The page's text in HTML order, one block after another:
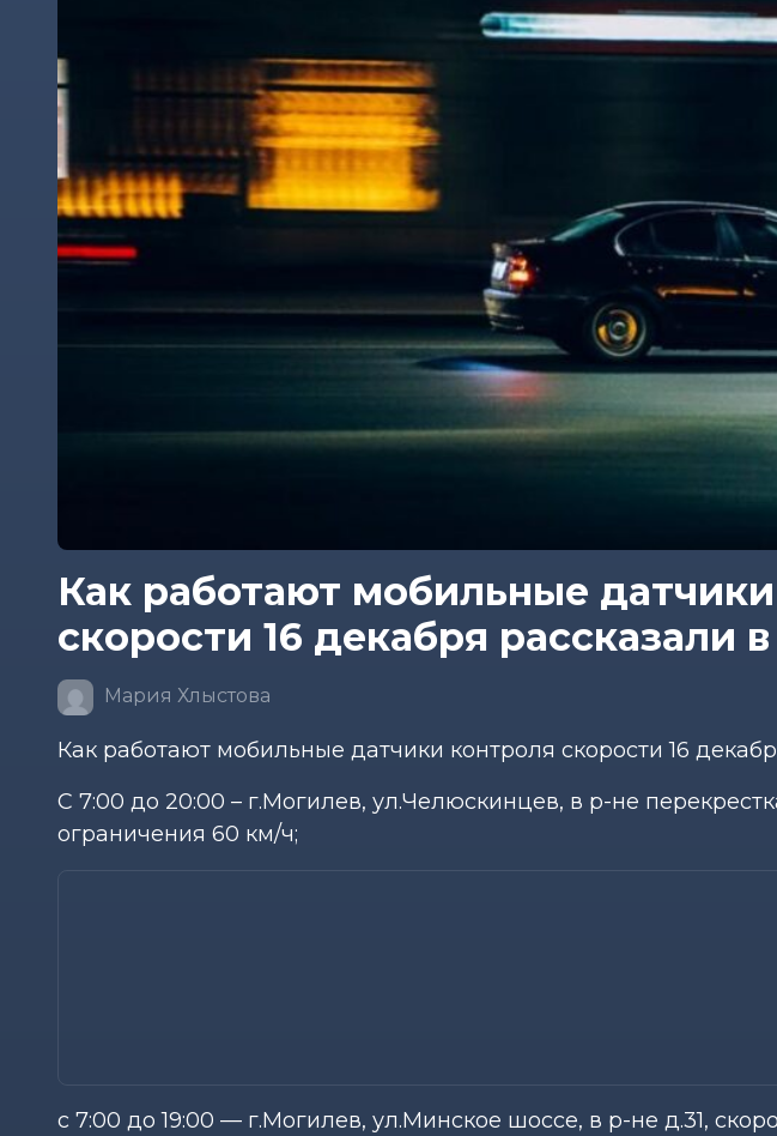
Как работают мобильные
скорости 16 декабря рассказали
Мария Хлыстова
Как работают мобильные датчики контроля скорости 16
С 7:00 до 20:00 – г.Могилев, ул.Челюскинцев, в р-не
ограничения 60 км/ч;
с 7:00 до 19:00 — г.Могилев, ул.Минское шоссе, в р-не д.31,